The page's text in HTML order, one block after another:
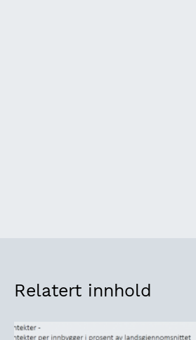
Relatert innhold